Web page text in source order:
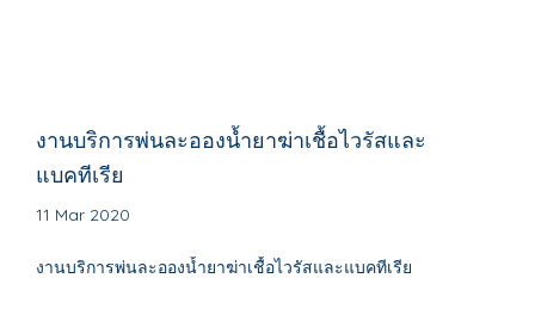
งานบริการพ่นละอองน้ำยาฆ่าเชื้อไวรัสและ
แบคทีเรีย
11 Mar 2020
งานบริการพ่นละอองน้ำยาฆ่าเชื้อไวรัสและแบคทีเรีย